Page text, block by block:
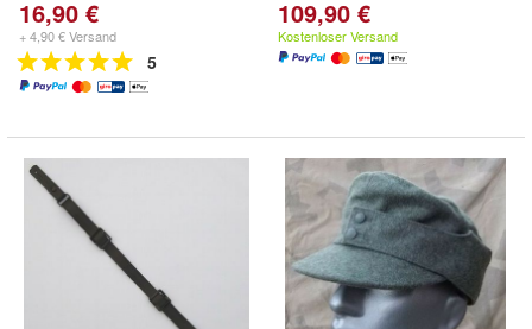
16,90 €
+ 4,90 € Versand
5
109,90 €
Kostenloser Versand